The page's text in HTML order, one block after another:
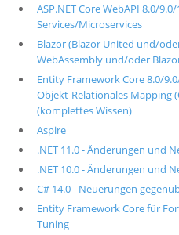
ASP.NET Core WebAPI 8.0/
Services/Microservices
Blazor (Blazor United und/
WebAssembly und/oder
Entity Framework Core 8.0/
Objekt-Relationales Mapping
(komplettes Wissen)
Aspire
.NET 11.0 - Änderungen und
.NET 10.0 - Änderungen und
C# 14.0 - Neuerungen
Entity Framework Core für
Tuning